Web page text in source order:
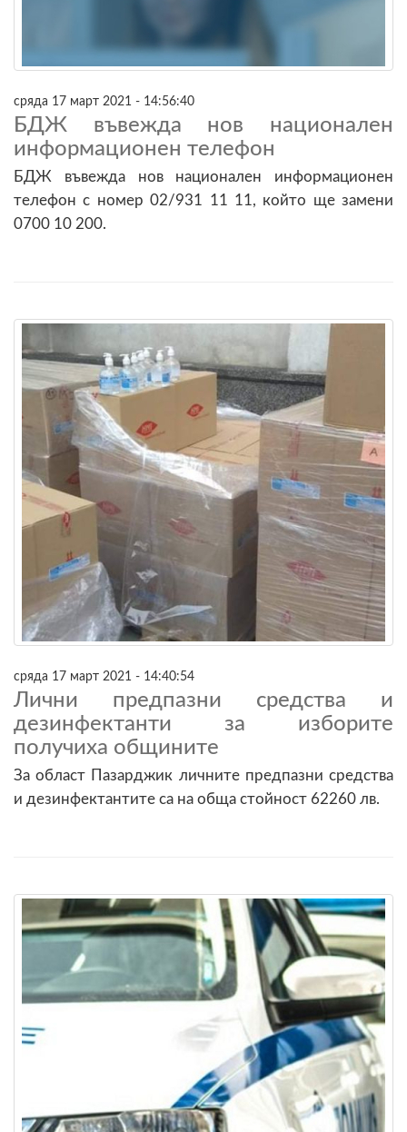
сряда 17 март 2021 - 14:56:40
БДЖ въвежда нов национален
информационен телефон
БДЖ въвежда нов национален информационен
телефон с номер 02/931 11 11, който ще замени
0700 10 200.
сряда 17 март 2021 - 14:40:54
Лични предпазни средства и
дезинфектанти за изборите
получиха общините
За област Пазарджик личните предпазни средства
и дезинфектантите са на обща стойност 62260 лв.